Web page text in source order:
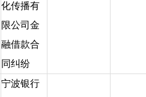
化传播有
限公司金
融借款合
同纠纷
宁波银行